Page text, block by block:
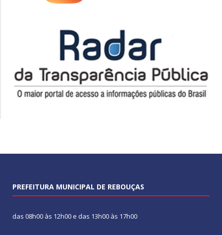
PREFEITURA MUNICIPAL DE REBOUÇAS
das 08h00 às 12h00 e das 13h00 às 17h00